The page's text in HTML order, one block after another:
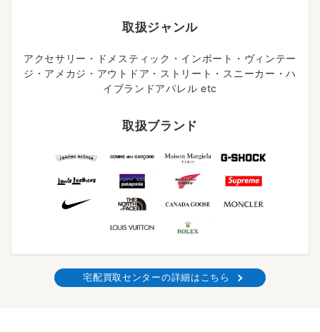
取扱ジャンル
アクセサリー・ドメスティック・インポート・ヴィンテー
ジ・アメカジ・アウトドア・ストリート・スニーカー・ハ
イブランドアパレル etc
取扱ブランド
宅配買取センターの詳細はこちら